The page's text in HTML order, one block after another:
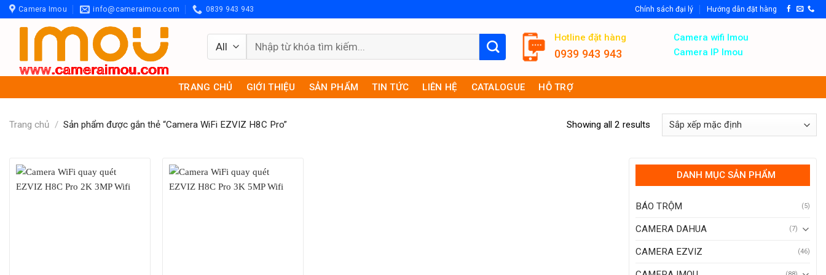
Skip
to
Camera Imou info@cameraimou.com 0839 943 943 Chính sách đại lý Hướng dẫn đặt hàng
Tìm
kiếm:
Hotline đặt hàng
0939 943 943
Camera wifi Imou
Camera IP Imou
TRANG CHỦ GIỚI THIỆU SẢN PHẨM TIN TỨC LIÊN HỆ CATALOGUE HỖ TRỢ
Trang chủ / Sản phẩm được gắn thẻ “Camera WiFi EZVIZ H8C Pro” Showing all 2 results
DANH MỤC SẢN PHẨM
BÁO TRỘM (5)
CAMERA DAHUA (7)
CAMERA EZVIZ (46)